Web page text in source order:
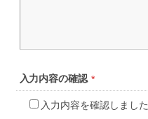
入力内容の確認 *
入力内容を確認しました